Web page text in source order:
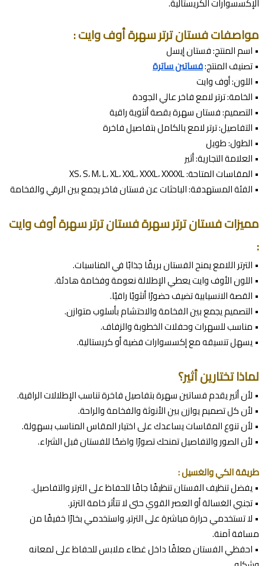
مواصفات فستان ترتر سهرة أوف وايت :
• اسم المنتج: فستان إيسل
• تصنيف المنتج:فساتين ساترة
• اللون: أوف وايت
• الخامة: ترتر لامع فاخر عالي الجودة
• التصميم: فستان سهرة بقصة أنثوية راقية
• التفاصيل: ترتر لامع بالكامل بتفاصيل فاخرة
• الطول: طويل
• العلامة التجارية: أثير
• المقاسات المتاحة: XS، S، M، L، XL، XXL، XXXL، XXXXL
• الفئة المستهدفة: الباحثات عن فستان فاخر يجمع بين الرقي والفخامة
مميزات فستان ترتر سهرة فستان ترتر سهرة أوف وايت
:
• الترتر اللامع يمنح الفستان بريقًا جذابًا في المناسبات.
• اللون الأوف وايت يعطي الإطلالة نعومة وفخامة هادئة.
• القصة الانسيابية تضيف حضورًا أنثويًا راقيًا.
• التصميم يجمع بين الفخامة والاحتشام بأسلوب متوازن.
• مناسب للسهرات وحفلات الخطوبة والزفاف.
• يسهل تنسيقه مع إكسسوارات فضية أو كريستالية.
لماذا تختارين أثير؟
• لأن أثير يقدم فساتين سهرة بتفاصيل فاخرة تناسب الإطلالات الراقية.
• لأن كل تصميم يوازن بين الأنوثة والفخامة والراحة.
• لأن تنوع المقاسات يساعدك على اختيار المقاس المناسب بسهولة.
• لأن الصور والتفاصيل تمنحك تصورًا واضحًا للفستان قبل الشراء.
طريقة الكي والغسيل :
• يفضل تنظيف الفستان تنظيفًا جافًا للحفاظ على الترتر والتفاصيل.
• تجنبي الغسالة أو العصر القوي حتى لا تتأثر خامة الترتر.
• لا تستخدمي حرارة مباشرة على الترتر، واستخدمي بخارًا خفيفًا من
مسافة آمنة.
• احفظي الفستان معلقًا داخل غطاء ملابس للحفاظ على لمعانه